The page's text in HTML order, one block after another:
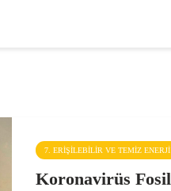
7. ERIŞILEBILIR VE TEMIZ ENERJI
Koronavirüs Fosil